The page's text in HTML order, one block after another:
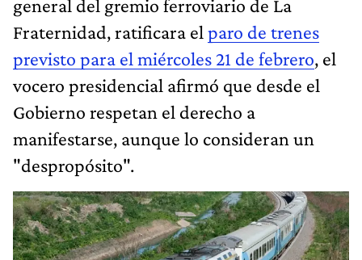
general del gremio ferroviario de La
Fraternidad, ratificara el paro de trenes
previsto para el miércoles 21 de febrero, el
vocero presidencial afirmó que desde el
Gobierno respetan el derecho a
manifestarse, aunque lo consideran un
"despropósito".